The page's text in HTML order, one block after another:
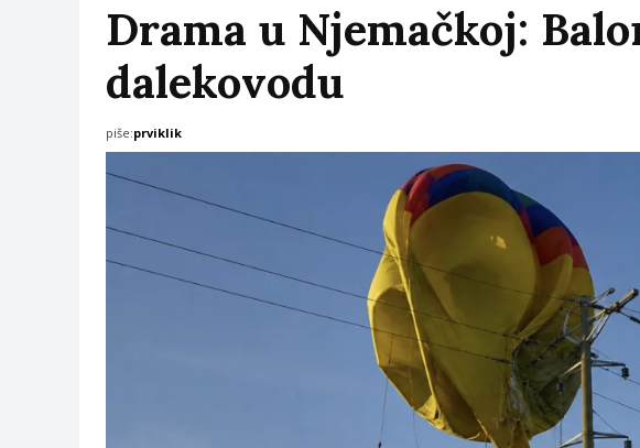
Drama u Njemačkoj:
dalekovodu
piše:prviklik